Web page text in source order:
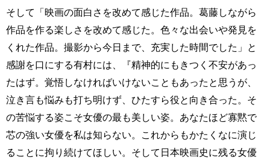
そして「映画の面白さを改めて感じた作品。葛藤しながら
作品を作る楽しさを改めて感じた。色々な出会いや発見を
くれた作品。撮影から今日まで、充実した時間でした」と
感謝を口にする有村には、『精神的にもきつく不安があっ
たはず。覚悟しなければいけないこともあったと思うが、
泣き言も悩みも打ち明けず、ひたすら役と向き合った。そ
の苦悩する姿こそ女優の最も美しい姿。あなたほど寡黙で
芯の強い女優を私は知らない。これからもかたくなに演じ
ることに拘り続けてほしい。そして日本映画史に残る女優